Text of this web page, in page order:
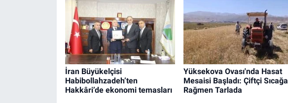
İran Büyükelçisi
Habibollahzadeh’ten
Hakkâri’de ekonomi temasları
Yüksekova Ovası'nda Hasat
Mesaisi Başladı: Çiftçi Sıcağa
Rağmen Tarlada